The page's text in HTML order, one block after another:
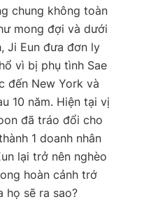
chung không toàn
mong đợi và dưới
Ji Eun đưa đơn ly
vì bị phụ tình Sae
đến New York và
10 năm. Hiện tại vị
đã tráo đổi cho
1 doanh nhân
lại trở nên nghèo
hoàn cảnh trớ
họ sẽ ra sao?